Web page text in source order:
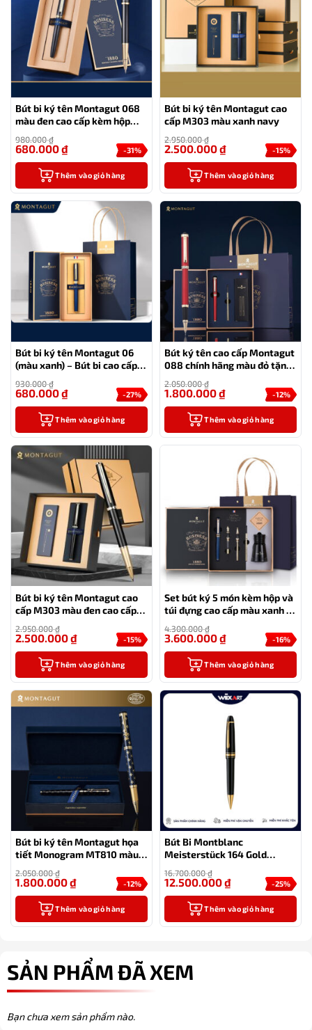
Bút bi ký tên Montagut 068
màu đen cao cấp kèm hộp
980.000₫
-31%
680.000₫
Thêm vào giỏ hàng
Bút bi ký tên Montagut cao
cấp M303 màu xanh navy
2.950.000₫
-15%
2.500.000₫
Thêm vào giỏ hàng
Bút bi ký tên Montagut 06
(màu xanh) – Bút bi cao cấp
làm quà tặng sếp
930.000₫
-27%
680.000₫
Thêm vào giỏ hàng
Bút ký tên cao cấp Montagut
088 chính hãng màu đỏ tặng
kèm 3 ngòi, túi và hộp
2.050.000₫
-12%
1.800.000₫
Thêm vào giỏ hàng
Bút bi ký tên Montagut cao
cấp M303 màu đen cao cấp
2.950.000₫
-15%
2.500.000₫
Thêm vào giỏ hàng
Set bút ký 5 món kèm hộp và
túi đựng cao cấp màu xanh –
4.300.000₫
-16%
3.600.000₫
Thêm vào giỏ hàng
Bút bi ký tên Montagut họa
tiết Monogram MT810 màu
2.050.000₫
-12%
1.800.000₫
Thêm vào giỏ hàng
Bút Bi Montblanc
Meisterstück 164 Gold
16.700.000₫
-25%
12.500.000₫
Thêm vào giỏ hàng
SẢN PHẨM ĐÃ XEM
Bạn chưa xem sản phẩm nào.